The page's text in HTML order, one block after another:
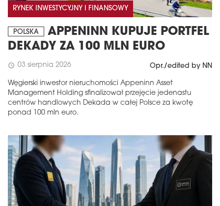
RYNEK INWESTYCYJNY I FINANSOWY
POLSKA
APPENINN KUPUJE PORTFEL
DEKADY ZA 100 MLN EURO
schedule 03 sierpnia 2026 Opr./edited by NN
Węgierski inwestor nieruchomości Appeninn Asset
Management Holding sfinalizował przejęcie jedenastu
centrów handlowych Dekada w całej Polsce za kwotę
ponad 100 mln euro.